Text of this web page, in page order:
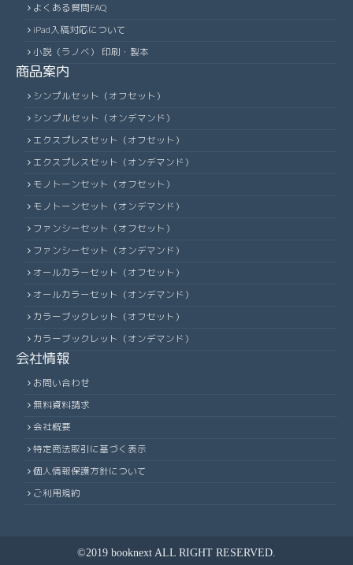
よくある質問FAQ
iPad入稿対応について
小説（ラノベ） 印刷・製本
商品案内
シンプルセット（オフセット）
シンプルセット（オンデマンド）
エクスプレスセット（オフセット）
エクスプレスセット（オンデマンド）
モノトーンセット（オフセット）
モノトーンセット（オンデマンド）
ファンシーセット（オフセット）
ファンシーセット（オンデマンド）
オールカラーセット（オフセット）
オールカラーセット（オンデマンド）
カラーブックレット（オフセット）
カラーブックレット（オンデマンド）
会社情報
お問い合わせ
無料資料請求
会社概要
特定商法取引に基づく表示
個人情報保護方針について
ご利用規約
©2019 booknext ALL RIGHT RESERVED.